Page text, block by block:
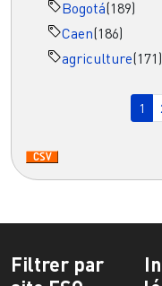
Bogotá(189)
Caen(186)
agriculture(171)
1
Filtrer par